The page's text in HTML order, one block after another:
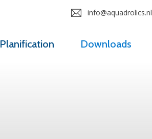
Planification Downloads
info@aquadrolics.nl